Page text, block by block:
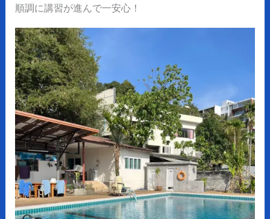
順調に講習が進んで一安心！